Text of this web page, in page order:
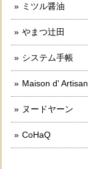
ミツル醤油
やまつ辻田
システム手帳
Maison d' Artisan
ヌードヤーン
CoHaQ